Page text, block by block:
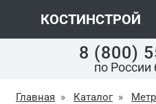
КОСТИНСТРОЙ
8 (800)
по России
Главная » Каталог »